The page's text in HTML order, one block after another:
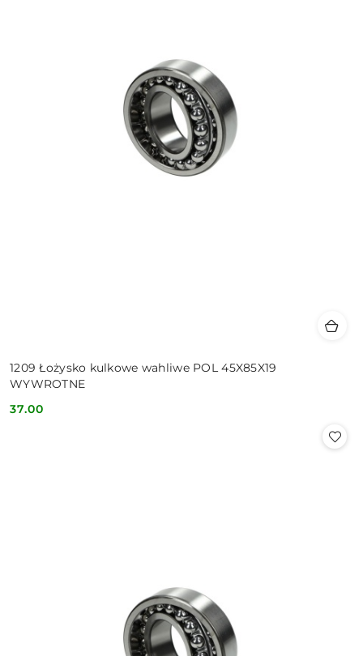
1209 Łożysko kulkowe wahliwe POL 45X85X19
WYWROTNE
Cena:
37.00